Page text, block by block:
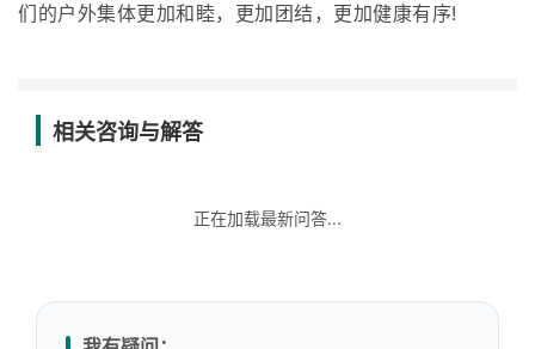
们的户外集体更加和睦，更加团结，更加健康有序!
相关咨询与解答
正在加载最新问答...